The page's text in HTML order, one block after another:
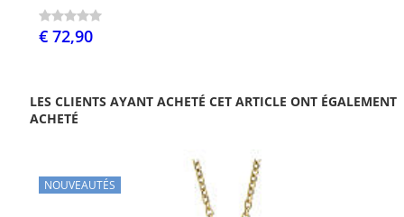
€ 72,90
LES CLIENTS AYANT ACHETÉ CET ARTICLE ONT ÉGALEMENT
ACHETÉ
NOUVEAUTÉS